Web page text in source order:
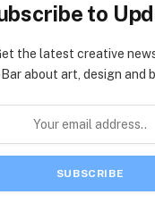
to
the latest creative
about art, design and